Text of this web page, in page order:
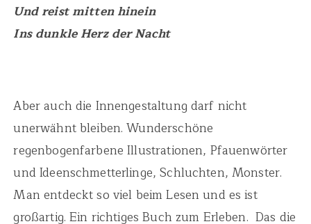
Und reist mitten hinein
Ins dunkle Herz der Nacht
Aber auch die Innengestaltung darf nicht
unerwähnt bleiben. Wunderschöne
regenbogenfarbene Illustrationen, Pfauenwörter
und Ideenschmetterlinge, Schluchten, Monster.
Man entdeckt so viel beim Lesen und es ist
großartig. Ein richtiges Buch zum Erleben. Das die